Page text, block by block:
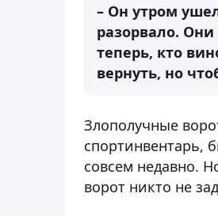
– Он утром
разорвало.
теперь, кто
вернуть, но
Злополучные
спортинвентарь,
совсем недавно.
ворот никто не